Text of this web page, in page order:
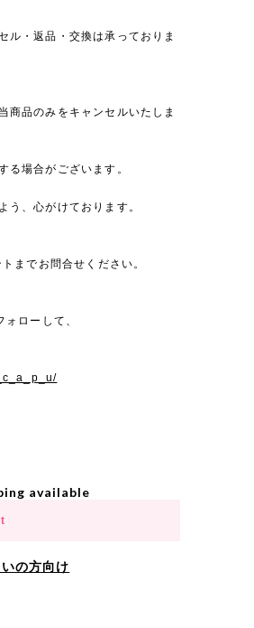
ル・返品・交換は承っておりま
商品のみをキャンセルいたしま
る場合がございます。
う、心がけております。
までお問合せください。
ローして、
available
の方向け